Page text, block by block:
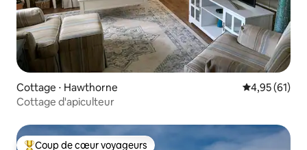
Cottage ⋅ Hawthorne Évaluation
4,95 (61)
Cottage d'apiculteur
Coup de cœur voyageurs